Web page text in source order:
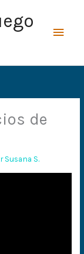
de
Susana S.